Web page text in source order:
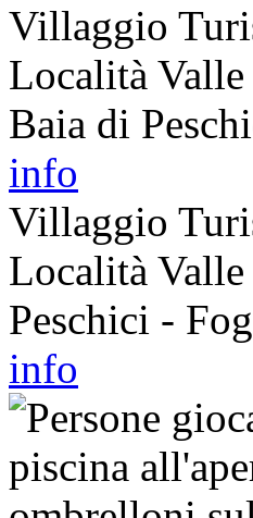
Villaggio
Località
Baia di
info
Villaggio
Località
Peschici -
info